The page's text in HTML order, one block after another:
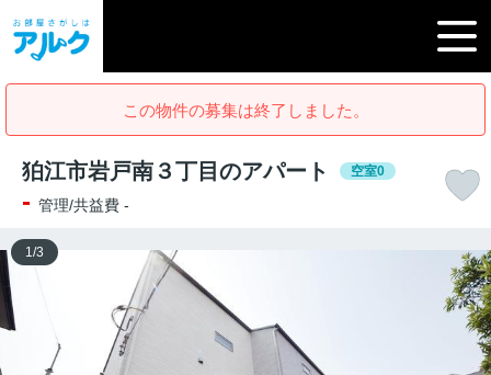
この物件の募集は終了しました。
狛江市岩戸南３丁目のアパート 空室0
- 管理/共益費 -
1 /3